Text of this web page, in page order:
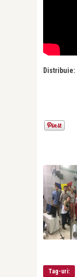
Distribuie:
Tag-uri: